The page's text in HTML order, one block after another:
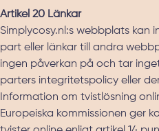
Artikel 20 Länkar
Simplycosy.nl:s webbplats kan
part eller länkar till andra
ingen påverkan på och tar
parters integritetspolicy eller
Information om tvistlösning
Europeiska kommissionen ger